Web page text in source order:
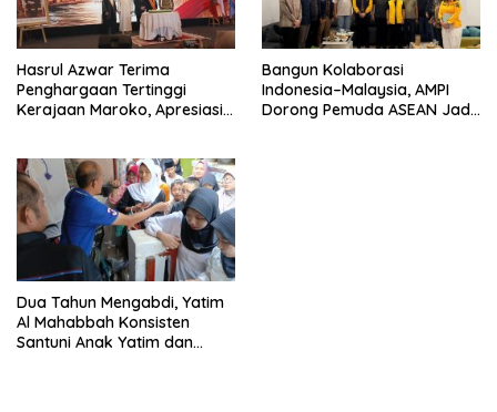
Hasrul Azwar Terima
Penghargaan Tertinggi
Kerajaan Maroko, Apresiasi
Bangun Kolaborasi
Indonesia–Malaysia, AMPI
Dorong Pemuda ASEAN Jadi
Dua Tahun Mengabdi, Yatim
Al Mahabbah Konsisten
Santuni Anak Yatim dan